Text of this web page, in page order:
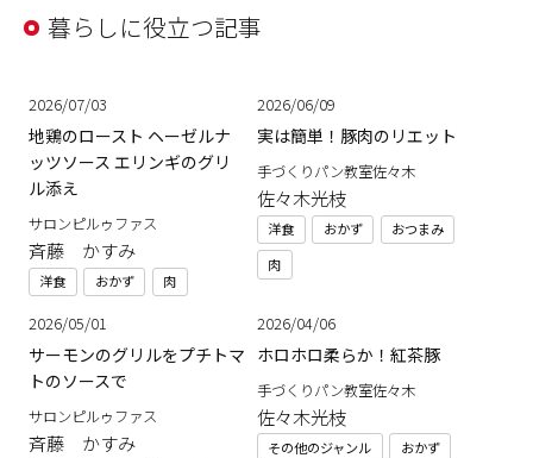
暮らしに役立つ記事
2026/07/03
地鶏のロースト ヘーゼルナ
ッツソース エリンギのグリ
ル添え
サロンピルゥファス
斉藤 かすみ
洋食 おかず 肉
2026/06/09
実は簡単！豚肉のリエット
手づくりパン教室佐々木
佐々木光枝
洋食 おかず
おつまみ
肉
2026/05/01
サーモンのグリルをプチトマ
トのソースで
サロンピルゥファス
斉藤 かすみ
2026/04/06
ホロホロ柔らか！紅茶豚
手づくりパン教室佐々木
佐々木光枝
その他のジャンル
おかず